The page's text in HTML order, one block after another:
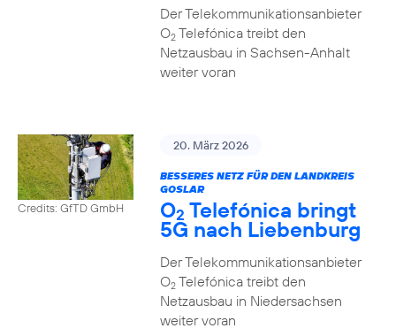
Der Telekommunikationsanbieter
O2Telefónica treibt den
Netzausbau in Sachsen-Anhalt
weiter voran
Credits: GfTD GmbH
20. März 2026
BESSERES NETZ FÜR DEN LANDKREIS
GOSLAR
O2 Telefónica bringt
5G nach Liebenburg
Der Telekommunikationsanbieter
O2Telefónica treibt den
Netzausbau in Niedersachsen
weiter voran